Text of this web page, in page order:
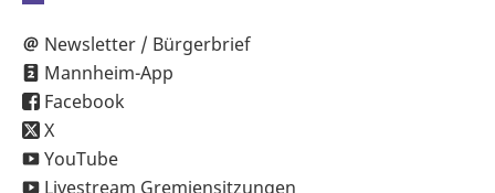
Newsletter / Bürgerbrief
Mannheim-App
Facebook
X
YouTube
Livestream Gremiensitzungen